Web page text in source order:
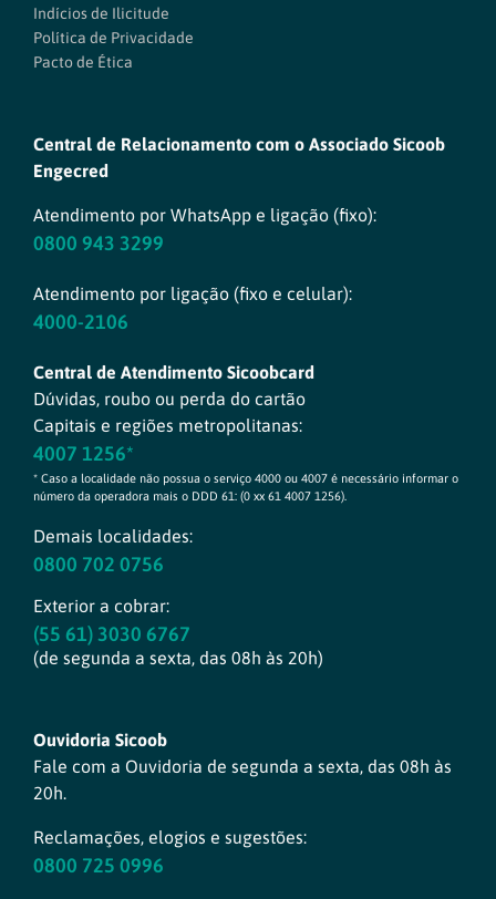
Indícios de Ilicitude
Política de Privacidade
Pacto de Ética
Central de Relacionamento com o Associado Sicoob
Engecred
Atendimento por WhatsApp e ligação (fixo):
0800 943 3299
Atendimento por ligação (fixo e celular):
4000-2106
Central de Atendimento Sicoobcard
Dúvidas, roubo ou perda do cartão
Capitais e regiões metropolitanas:
4007 1256*
* Caso a localidade não possua o serviço 4000 ou 4007 é necessário informar o
número da operadora mais o DDD 61: (0 xx 61 4007 1256).
Demais localidades:
0800 702 0756
Exterior a cobrar:
(55 61) 3030 6767
(de segunda a sexta, das 08h às 20h)
Ouvidoria Sicoob
Fale com a Ouvidoria de segunda a sexta, das 08h às
20h.
Reclamações, elogios e sugestões:
0800 725 0996